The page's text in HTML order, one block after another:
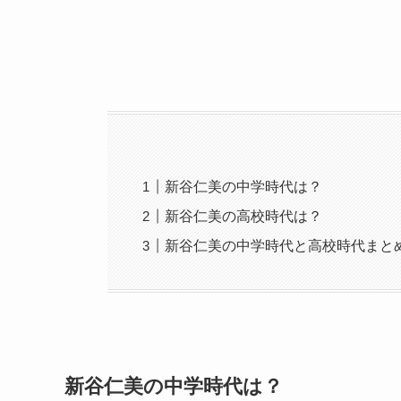
新谷仁美の中学時代は？
新谷仁美の高校時代は？
新谷仁美の中学時代と高校時代まと
新谷仁美の中学時代は？